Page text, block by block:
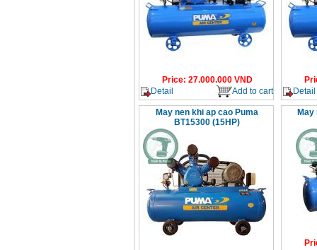
Price: 27.000.000VND
Detail
Add to cart
Detail
May nen khi ap cao Puma
BT15300 (15HP)
May